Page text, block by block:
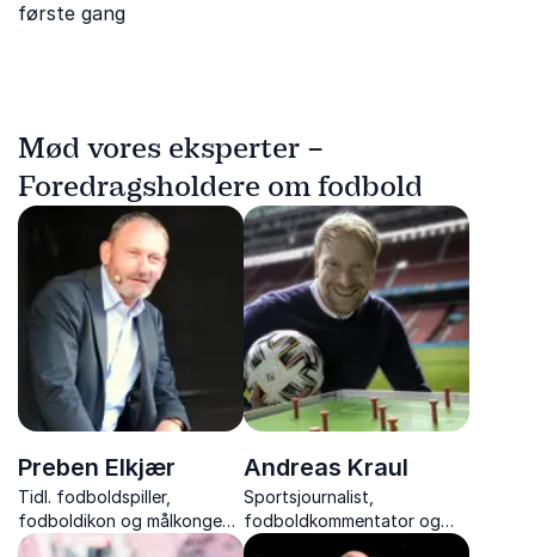
første gang
Mød vores eksperter –
Foredragsholdere om fodbold
Preben Elkjær
Tidl. fodboldspiller,
fodboldikon og målkonge
fra 80’ernes landshold, der
Andreas Kraul
Sportsjournalist,
fodboldkommentator og
forfatter, Andreas Kraul,